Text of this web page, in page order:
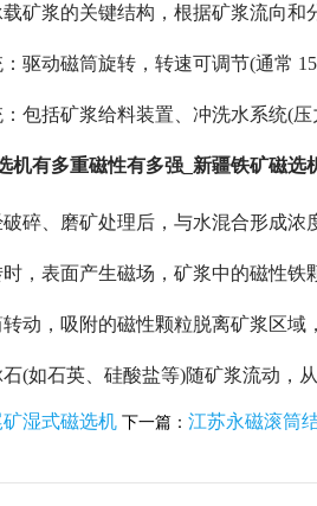
矿浆的关键结构，根据矿浆流向
驱动磁筒旋转，转速可调节(通常
包括矿浆给料装置、冲洗水系统(
机有多重磁性有多强_新疆铁矿磁
碎、磨矿处理后，与水混合形成浓
，表面产生磁场，矿浆中的磁性
动，吸附的磁性颗粒脱离矿浆区
(如石英、硅酸盐等)随矿浆流动，
湿式磁选机 下一篇： 江苏永磁滚筒